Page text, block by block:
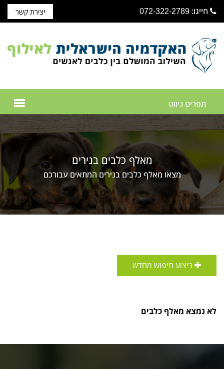
חייגו: 072-322-2789 יצירת קשר
מאלף כלבים בנירים
מצאו מאלף כלבים בנירים המתאים עבורכם
ביצוע חיפוש מחדש
לא נמצא מאלף כלבים